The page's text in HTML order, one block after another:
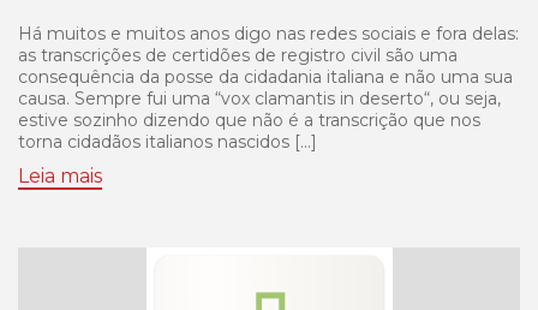
Há muitos e muitos anos digo nas redes sociais e fora delas:
as transcrições de certidões de registro civil são uma
consequência da posse da cidadania italiana e não uma sua
causa. Sempre fui uma “vox clamantis in deserto“, ou seja,
estive sozinho dizendo que não é a transcrição que nos
torna cidadãos italianos nascidos […]
Leia mais